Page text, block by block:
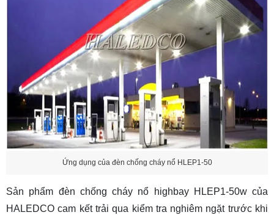
Ứng dụng của đèn chống cháy nổ HLEP1-50
Sản phẩm đèn chống cháy nổ highbay HLEP1-50w của
HALEDCO cam kết trải qua kiểm tra nghiêm ngặt trước khi